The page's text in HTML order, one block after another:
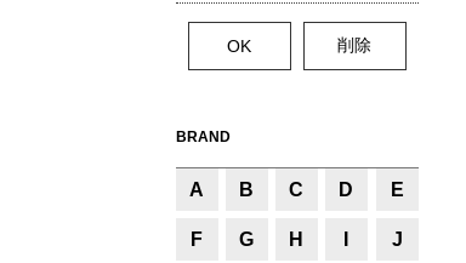
BRAND
A B C D E
F G H J